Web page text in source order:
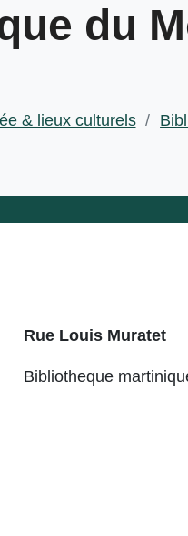
du
& lieux culturels /
Rue Louis Muratet
Bibliotheque